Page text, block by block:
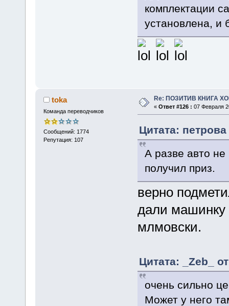
комплектации
установлена, и
toka
Команда переводчиков
Сообщений: 1774
Репутация: 107
Re: ПОЗИТИВ КНИГА
« Ответ #126 : 07 Февраля
Цитата:
А разве авто
получил приз.
верно
дали машинку
млмовски.
Цитата: _Zeb_
очень сильно
Может у него